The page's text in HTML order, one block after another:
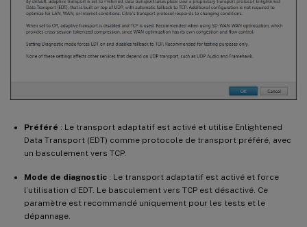
Préféré : Le transport adaptatif est activé et utilise Enlightened
Data Transport (EDT) comme protocole de transport préféré, avec
un basculement vers TCP.
Mode de diagnostic : Le transport adaptatif est activé et force
l’utilisation d’EDT. Le basculement vers TCP est désactivé. Ce
paramètre est recommandé uniquement pour les tests et le
dépannage.